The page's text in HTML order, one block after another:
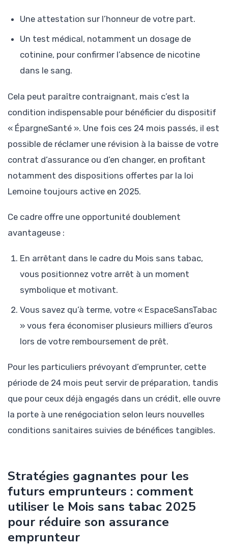
Une attestation sur l’honneur de votre part.
Un test médical, notamment un dosage de
cotinine, pour confirmer l’absence de nicotine
dans le sang.
Cela peut paraître contraignant, mais c’est la
condition indispensable pour bénéficier du dispositif
« ÉpargneSanté ». Une fois ces 24 mois passés, il est
possible de réclamer une révision à la baisse de votre
contrat d’assurance ou d’en changer, en profitant
notamment des dispositions offertes par la loi
Lemoine toujours active en 2025.
Ce cadre offre une opportunité doublement
avantageuse :
En arrêtant dans le cadre du Mois sans tabac,
vous positionnez votre arrêt à un moment
symbolique et motivant.
Vous savez qu’à terme, votre « EspaceSansTabac
» vous fera économiser plusieurs milliers d’euros
lors de votre remboursement de prêt.
Pour les particuliers prévoyant d’emprunter, cette
période de 24 mois peut servir de préparation, tandis
que pour ceux déjà engagés dans un crédit, elle ouvre
la porte à une renégociation selon leurs nouvelles
conditions sanitaires suivies de bénéfices tangibles.
Stratégies gagnantes pour les
futurs emprunteurs : comment
utiliser le Mois sans tabac 2025
pour réduire son assurance
emprunteur